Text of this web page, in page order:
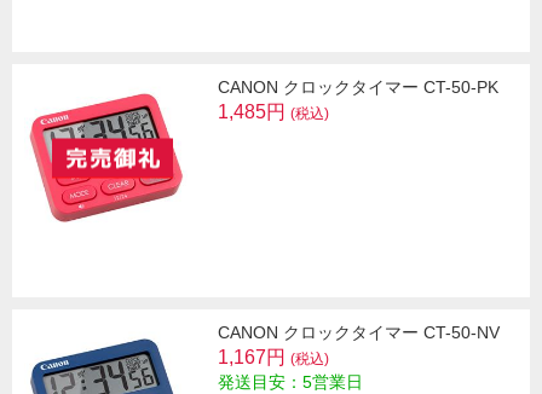
CANON クロックタイマー CT-50-PK
1,485円 (税込)
CANON クロックタイマー CT-50-NV
1,167円 (税込)
発送目安：5営業日